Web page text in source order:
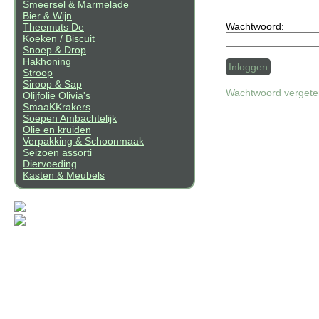
Smeersel & Marmelade
Bier & Wijn
Theemuts De
Koeken / Biscuit
Snoep & Drop
Hakhoning
Stroop
Siroop & Sap
Olijfolie Olivia's
SmaaKKrakers
Soepen Ambachtelijk
Olie en kruiden
Verpakking & Schoonmaak
Seizoen assorti
Diervoeding
Kasten & Meubels
Wachtwoord:
Wachtwoord